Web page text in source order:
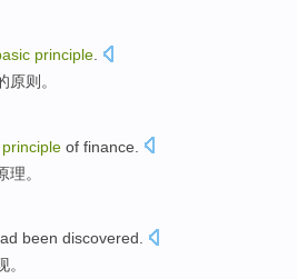
principle
原则。
principle of finance
理。
been discovered.
。